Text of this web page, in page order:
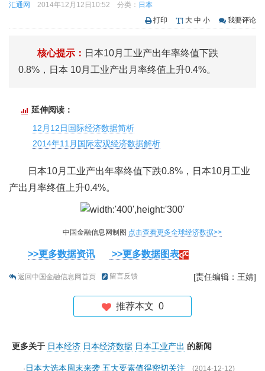
汇通网 2014年12月12日10:52 分类： 日本
打印
大 中 小 我要评论
核心提示： 日本10月工业产出年率终值下跌
0.8%，日本 10月工业产出月率终值上升0.4%。
延伸阅读：
12月12日国际经济数据简析
2014年11月国际宏观经济数据解析
日本10月工业产出年率终值下跌0.8%，日本10月工业
产出月率终值上升0.4%。
中国金融信息网制图 点击查看更多全球经济数据>>
>>更多数据资讯 >>更多数据图表
返回中国金融信息网首页 留言反馈 [责任编辑：王婧]
推荐本文 0
更多关于 日本经济 日本经济数据 日本工业产出 的新闻
· 日本大选本周末来袭 五大要素值得密切关注 (2014-12-12)